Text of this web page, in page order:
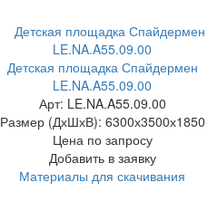
Детская площадка Спайдермен
LE.NA.A55.09.00
Арт: LE.NA.A55.09.00
Размер (ДхШхВ): 6300х3500х1850
Цена по запросу
Добавить в заявку
Материалы для скачивания